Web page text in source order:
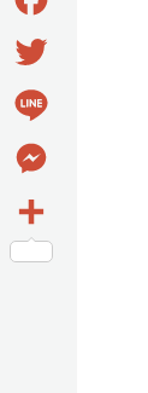
Facebook
Twitter
Line
Messenger
分